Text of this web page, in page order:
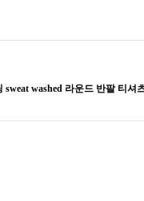
washed 라운드 반팔 티셔